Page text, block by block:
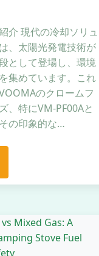
介 現代の冷却ソリュ
、太陽光発電技術が
として登場し、環境
集めています。これ
のクロームフ
、特にVM-PF00Aと
の印象的な…